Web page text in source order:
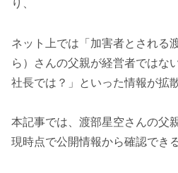
り、
ネット上では「加害者とされる
ら）さんの父親が経営者ではな
社長では？」といった情報が拡
本記事では、渡部星空さんの父
現時点で公開情報から確認でき